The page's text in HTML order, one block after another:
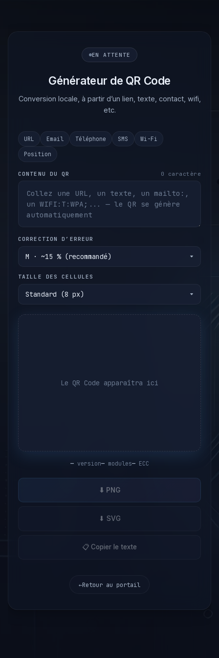
EN ATTENTE
Générateur de QR Code
Conversion locale, à partir d’un lien, texte, contact, wifi,
etc.
URL Email Téléphone SMS Wi-Fi
Position
CONTENU DU QR 0 caractère
CORRECTION D’ERREUR
TAILLE DES CELLULES
Le QR Code apparaîtra ici
—version—modules—ECC
⬇ PNG
⬇ SVG
📋 Copier le texte
←Retour au portail